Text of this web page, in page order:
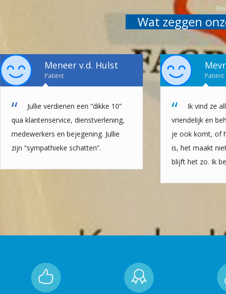
Wat zeggen
Meneer v.d. Hulst
Patiënt
Jullie verdienen een “dikke 10”
qua klantenservice, dienstverlening,
medewerkers en bejegening. Jullie
zijn “sympathieke schatten”.
Patiënt
Ik vind ze
vriendelijk en
je ook komt, of
is, het maakt
blijft het zo. Ik